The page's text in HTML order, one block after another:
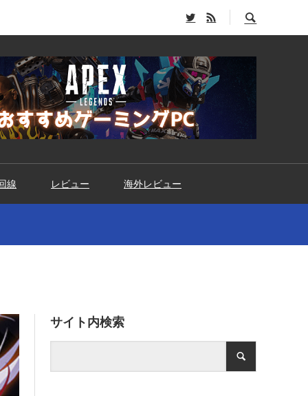
線 レビュー 海外レビュー
サイト内検索